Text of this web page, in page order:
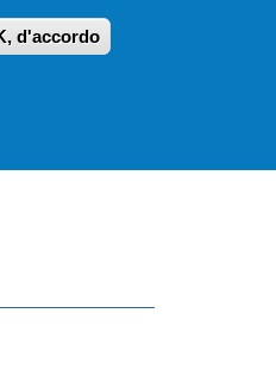
d'accordo
RICERCA